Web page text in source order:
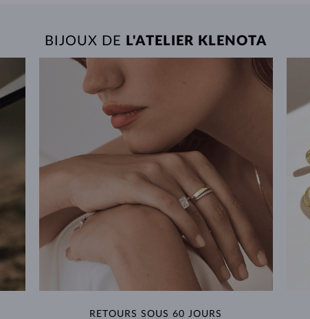
BIJOUX DE L'ATELIER KLENOTA
RETOURS SOUS 60 JOURS